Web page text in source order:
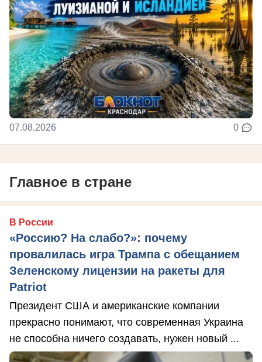
07.08.2026 0
Главное в стране
В России
«Россию? На слабо?»: почему
провалилась игра Трампа с обещанием
Зеленскому лицензии на ракеты для
Patriot
Президент США и американские компании
прекрасно понимают, что современная Украина
не способна ничего создавать, нужен новый ...